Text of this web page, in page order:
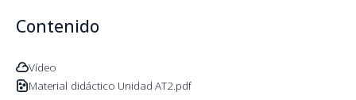
Contenido
Vídeo
Material didáctico Unidad AT2.pdf